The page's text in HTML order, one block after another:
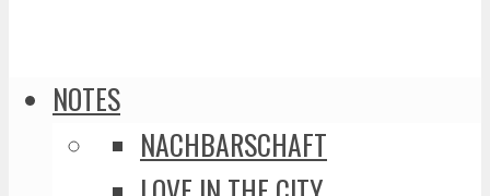
NOTES
NACHBARSCHAFT